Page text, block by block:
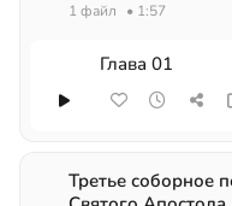
1 файл • 1:57
Глава 01
Третье соборное